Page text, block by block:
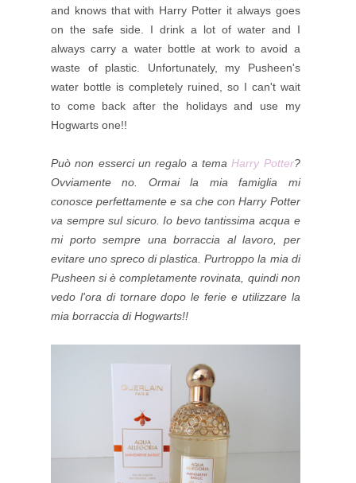
and knows that with Harry Potter it always goes
on the safe side. I drink a lot of water and I
always carry a water bottle at work to avoid a
waste of plastic. Unfortunately, my Pusheen's
water bottle is completely ruined, so I can't wait
to come back after the holidays and use my
Hogwarts one!!
Può non esserci un regalo a tema Harry Potter?
Ovviamente no. Ormai la mia famiglia mi
conosce perfettamente e sa che con Harry Potter
va sempre sul sicuro. Io bevo tantissima acqua e
mi porto sempre una borraccia al lavoro, per
evitare uno spreco di plastica. Purtroppo la mia di
Pusheen si è completamente rovinata, quindi non
vedo l'ora di tornare dopo le ferie e utilizzare la
mia borraccia di Hogwarts!!